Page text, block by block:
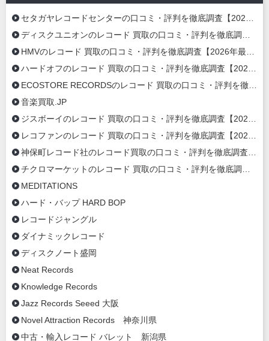
セタガヤレコードセンターの口コミ・評判を徹底調査【2026年最新】
ディスクユニオンのレコード 買取の口コミ・評判を徹底調査【2026年最新】
HMVのレコード 買取の口コミ・評判を徹底調査【2026年最新】
ハードオフのレコード 買取の口コミ・評判を徹底調査【2026年最新】
ECOSTORE RECORDSのレコード 買取の口コミ・評判を徹底調査【2020年最新】
音楽買取.JP
ジスボーイのレコード 買取の口コミ・評判を徹底調査【2020年最新】
レコファンのレコード 買取の口コミ・評判を徹底調査【2020年最新】
神保町レコード社のレコード買取の口コミ・評判を徹底調査【2020年最新】
チクロマーケットのレコード 買取の口コミ・評判を徹底調査【2020年最新】
MEDITATIONS
ハード・バップ HARD BOP
レコードジャングル
ダイナミックレコード
ディスクノート盛岡
Neat Records
Knowledge Records
Jazz Records Seeed 大阪
Novel Attraction Records 神奈川県
中古・輸入レコード バレット 新潟県